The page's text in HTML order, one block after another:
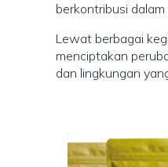
berkontribusi
Lewat berbagai
menciptakan
dan lingkungan